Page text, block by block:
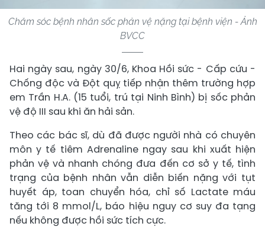
Chăm sóc bệnh nhân sốc phản vệ nặng tại bệnh viện - Ảnh
BVCC
Hai ngày sau, ngày 30/6, Khoa Hồi sức - Cấp cứu -
Chống độc và Đột quỵ tiếp nhận thêm trường hợp
em Trần H.A. (15 tuổi, trú tại Ninh Bình) bị sốc phản
vệ độ III sau khi ăn hải sản.
Theo các bác sĩ, dù đã được người nhà có chuyên
môn y tế tiêm Adrenaline ngay sau khi xuất hiện
phản vệ và nhanh chóng đưa đến cơ sở y tế, tình
trạng của bệnh nhân vẫn diễn biến nặng với tụt
huyết áp, toan chuyển hóa, chỉ số Lactate máu
tăng tới 8 mmol/L, báo hiệu nguy cơ suy đa tạng
nếu không được hồi sức tích cực.